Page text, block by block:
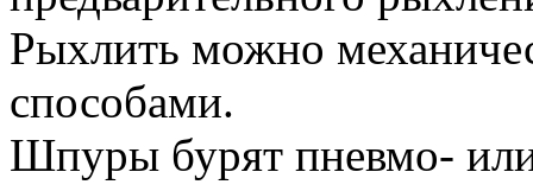
Рыхлить можно
способами.
Шпуры бурят пневмо-